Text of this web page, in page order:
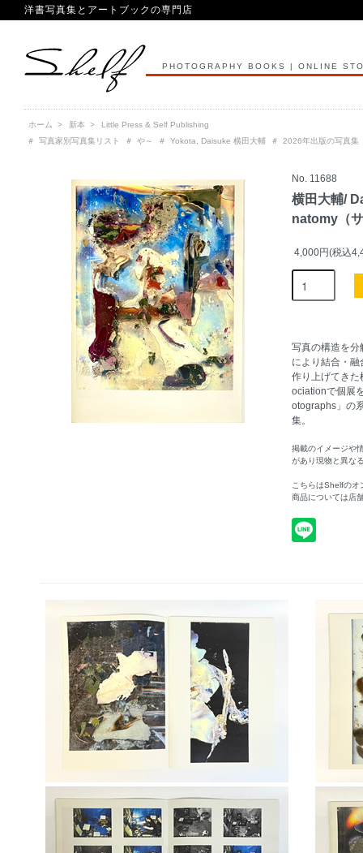
洋書写真集とアートブックの専門店
PHOTOGRAPHY BOOKS | ONLINE
ホーム > 新本 >
Little Press & Self Publishing
＃
写真家別写真集リスト ＃ や～ ＃ Yokota, Daisuke 横田大輔 ＃ 2026年出版の写真集
No. 11688
横田大輔/
natomy（
4,000円(税込
写真の構造を分
により結合・
作り上げてきた
ociationで個展
otographs」の
集。
掲載のイメージや
があり現物と異な
こちらはShelfのオ
商品については店